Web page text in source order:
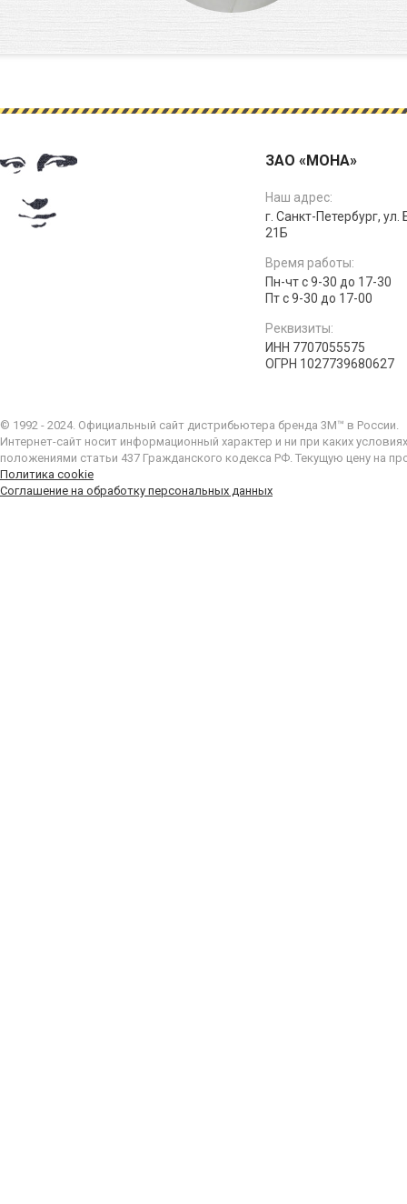
ЗАО «МОНА»
Наш адрес:
г. Санкт-Петербург,
21Б
Время работы:
Пн-чт с 9-30 до 17-30
Пт с 9-30 до 17-00
Реквизиты:
ИНН 7707055575
ОГРН 1027739680627
© 1992 - 2024. Официальный сайт дистрибьютера бренда 3M™ в России.
Интернет-сайт носит информационный характер и ни при каких
положениями статьи 437 Гражданского кодекса РФ. Текущую цену на
Политика cookie
Соглашение на обработку персональных данных